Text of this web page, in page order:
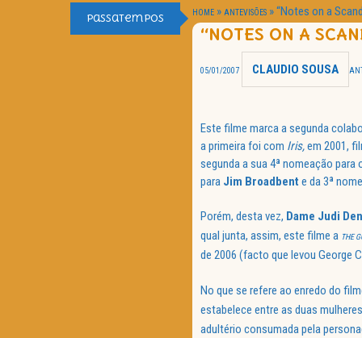
Passatempos HOME » ANTEVISÕES »“Notes on a
“NOTES ON A
05/01/2007 CLAUDIO SOUSA
Este filme marca a segunda
a primeira foi com Iris,em 2001,
segunda a sua 4ª nomeação
para Jim Broadbent e da 3ª
Porém, desta vez, Dame Judi
qual junta, assim, este filme a THE
de 2006 (facto que levou George
No que se refere ao enredo do
estabelece entre as duas
adultério consumada pela